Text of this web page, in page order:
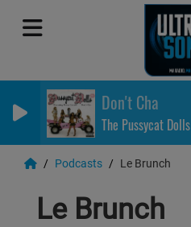
Don't Cha
The Pussycat Dolls
Podcasts Le Brunch
Le Brunch